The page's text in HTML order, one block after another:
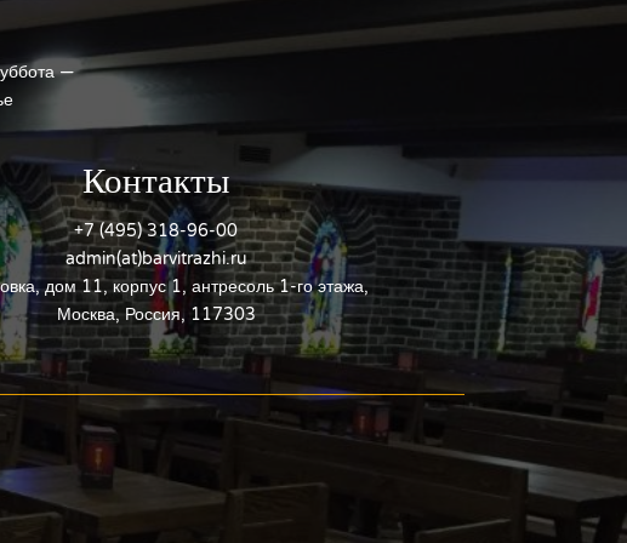
—
Контакты
+7 (495) 318-96-00
admin(at)barvitrazhi.ru
дом 11, корпус 1, антресоль 1-го этажа,
Москва, Россия, 117303